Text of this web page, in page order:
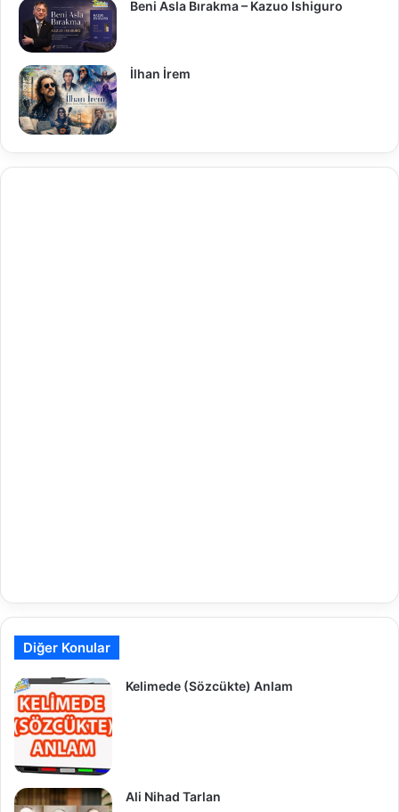
Beni Asla Bırakma – Kazuo Ishiguro
İlhan İrem
Diğer Konular
Kelimede (Sözcükte) Anlam
Ali Nihad Tarlan